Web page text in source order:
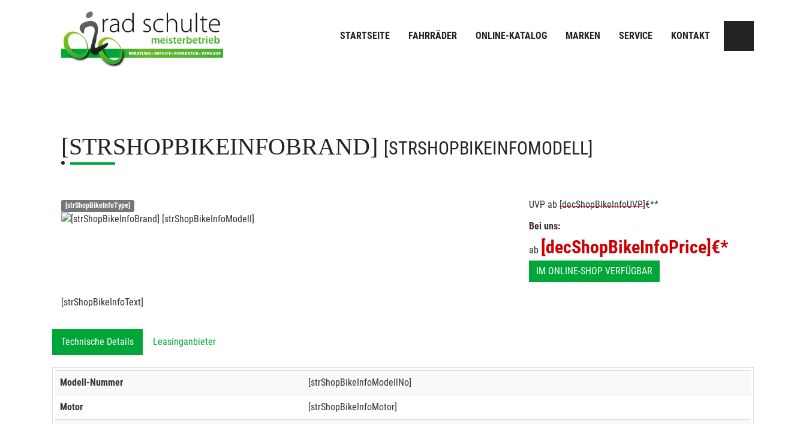
STARTSEITE FAHRRÄDER ONLINE-KATALOG MARKEN SERVICE KONTAKT
[STRSHOPBIKEINFOBRAND] [STRSHOPBIKEINFOMODELL]
[strShopBikeInfoType] UVP ab [decShopBikeInfoUVP]€**
Bei uns:
ab [decShopBikeInfoPrice] €*
IM ONLINE-SHOP VERFÜGBAR
[strShopBikeInfoText]
Technische Details Leasinganbieter
Modell-Nummer [strShopBikeInfoModellNo]
Motor [strShopBikeInfoMotor]